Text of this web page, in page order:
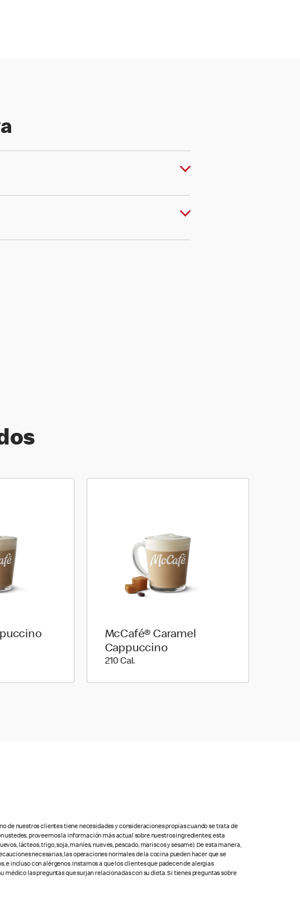
McCafé® Caramel
Cappuccino
210 Cal.
de nuestros clientes tiene necesidades y consideraciones propias cuando se trata de
proveemos la información más actual sobre nuestros ingredientes; esta
lácteos, trigo, soja, maníes, nueves, pescado, mariscos y sesame). De esta manera,
necesarias, las operaciones normales de la cocina pueden hacer que se
incluso con alérgenos. Instamos a que los clientes que padecen de alergias
las preguntas que surjan relacionadas con su dieta. Si tienes preguntas sobre